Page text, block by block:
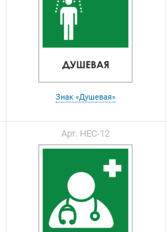
Знак «Душевая»
Арт. НЕС-12